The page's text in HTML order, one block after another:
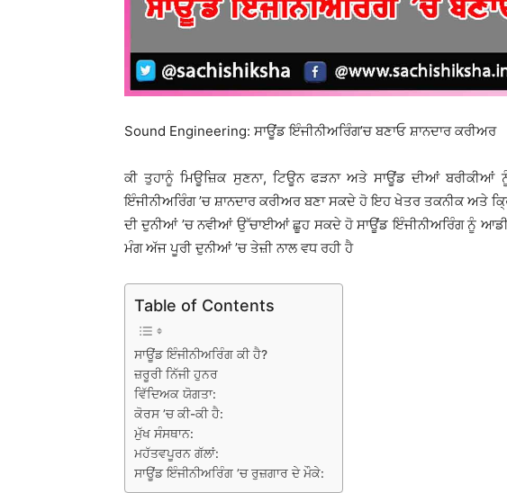
Sound Engineering: ਸਾਊਂਡ ਇੰਜੀਨੀਅਰਿੰਗ’ਚ ਬਣਾਓ ਸ਼ਾਨਦਾਰ ਕਰੀਅਰ
ਕੀ ਤੁਹਾਨੂੰ ਮਿਊਜ਼ਿਕ ਸੁਣਨਾ, ਟਿਊਨ ਫੜਨਾ ਅਤੇ ਸਾਊਂਡ ਦੀਆਂ ਬਰੀਕੀਆਂ
ਇੰਜੀਨੀਅਰਿੰਗ ’ਚ ਸ਼ਾਨਦਾਰ ਕਰੀਅਰ ਬਣਾ ਸਕਦੇ ਹੋ ਇਹ ਖੇਤਰ ਤਕਨੀਕ ਅਤੇ
ਦੀ ਦੁਨੀਆਂ ’ਚ ਨਵੀਆਂ ਉੱਚਾਈਆਂ ਛੂਹ ਸਕਦੇ ਹੋ ਸਾਊਂਡ ਇੰਜੀਨੀਅਰਿੰਗ ਨੂੰ
ਮੰਗ ਅੱਜ ਪੂਰੀ ਦੁਨੀਆਂ ’ਚ ਤੇਜ਼ੀ ਨਾਲ ਵਧ ਰਹੀ ਹੈ
Table of Contents
ਸਾਊਂਡ ਇੰਜੀਨੀਅਰਿੰਗ ਕੀ ਹੈ?
ਜ਼ਰੂਰੀ ਨਿੱਜੀ ਹੁਨਰ
ਵਿੱਦਿਅਕ ਯੋਗਤਾ:
ਕੋਰਸ ’ਚ ਕੀ-ਕੀ ਹੈ:
ਮੁੱਖ ਸੰਸਥਾਨ:
ਮਹੱਤਵਪੂਰਨ ਗੱਲਾਂ:
ਸਾਊਂਡ ਇੰਜੀਨੀਅਰਿੰਗ ’ਚ ਰੁਜ਼ਗਾਰ ਦੇ ਮੌਕੇ: